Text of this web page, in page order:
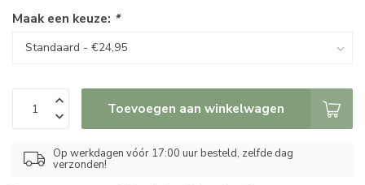
Maak een keuze: *
Toevoegen aan winkelwagen
Op werkdagen vóór 17:00 uur besteld, zelfde dag
verzonden!